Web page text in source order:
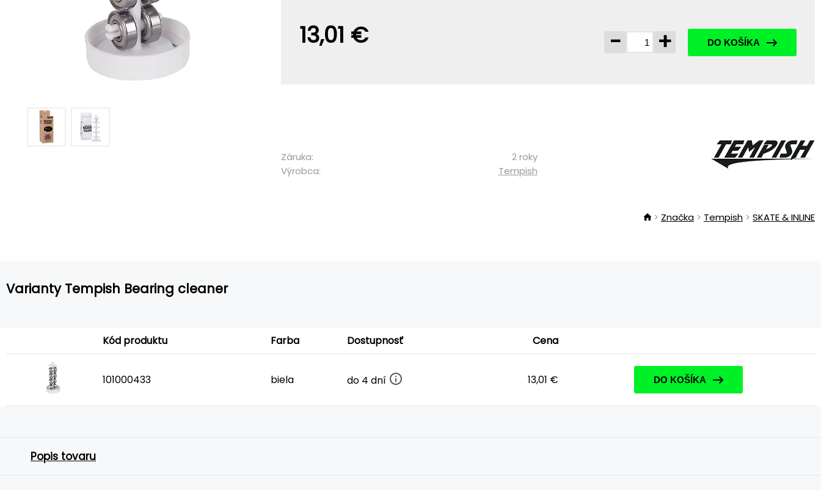
13,01 € - + DO KOŠÍKA
Záruka:
2 roky
Výrobca:
Tempish
Značka Tempish SKATE & INLINE
Varianty Tempish Bearing cleaner
Kód produktu Farba Dostupnosť Cena
101000433 biela do 4 dní 13,01 € DO KOŠÍKA
Popis tovaru